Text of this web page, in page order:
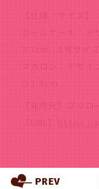
【仕様／サイズ】
ホールケーキ：
さ7cm、5号サイ
マカロン：デザ
さ2.3cm
【発売元】プリロ
【URL】
https://
PREV